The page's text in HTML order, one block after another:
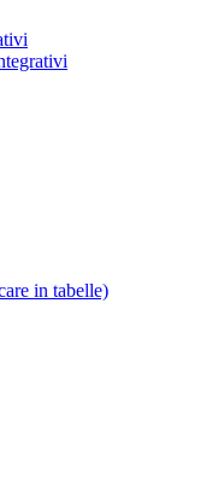
in tabelle)